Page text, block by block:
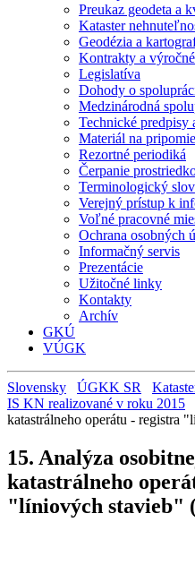
Preukaz geodeta a
Kataster
Geodézia a
Kontrakty a
Legislatíva
Dohody o
Medzinárodná
Technické predpisy
Materiál na
Rezortné periodiká
Čerpanie
Terminologický
Verejný prístup k
Voľné pracovné
Ochrana osobných
Informačný servis
Prezentácie
Užitočné linky
Kontakty
Archív
GKÚ
VÚGK
Slovensky ÚGKK SR
IS KN realizované v roku 2015
katastrálneho operátu - registra
15. Analýza
katastrálneho
"líniových stavieb"